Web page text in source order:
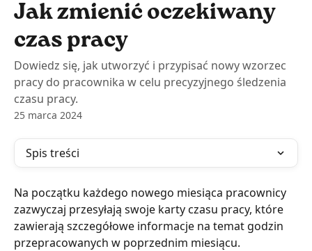
Jak zmienić oczekiwany
czas pracy
Dowiedz się, jak utworzyć i przypisać nowy wzorzec
pracy do pracownika w celu precyzyjnego śledzenia
czasu pracy.
25 marca 2024
Spis treści
Na początku każdego nowego miesiąca pracownicy
zazwyczaj przesyłają swoje karty czasu pracy, które
zawierają szczegółowe informacje na temat godzin
przepracowanych w poprzednim miesiącu.